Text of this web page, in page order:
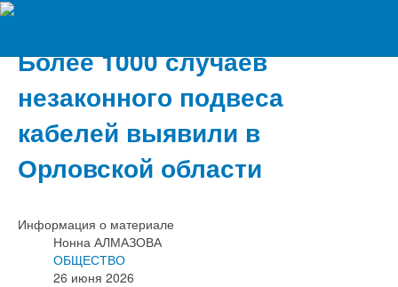
Более 1000 случаев
незаконного подвеса
кабелей выявили в
Орловской области
Информация о материале
Нонна АЛМАЗОВА
ОБЩЕСТВО
26 июня 2026